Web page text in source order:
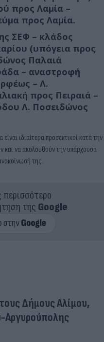
προς Λαμία –
προς Λαμία.
ΣΕΦ – κλάδος
(υπόγεια προς
Παλαιά
– αναστροφή
– Λ.
προς Πειραιά –
Λ. Ποσειδώνος
ιδιαίτερα προσεκτικοί κατά την
και να ακολουθούν την υπάρχουσα
της.
περισσότερο
της Google
Δήμους Αλίμου,
Αργυρούπολης